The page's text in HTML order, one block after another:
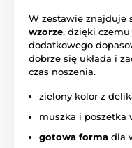
W zestawie znajduje
wzorze, dzięki czemu
dodatkowego
dobrze się układa i
czas noszenia.
zielony kolor z
muszka i poszetka
gotowa forma dla